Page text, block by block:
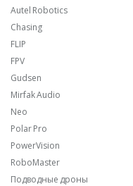
Autel Robotics
Chasing
FLIP
FPV
Gudsen
Mirfak Audio
Neo
Polar Pro
PowerVision
RoboMaster
Подводные дроны